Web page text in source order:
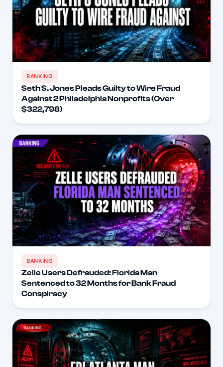
BANKING
Seth S. Jones Pleads Guilty to Wire Fraud
Against 2 Philadelphia Nonprofits (Over
$322,798)
BANKING
Zelle Users Defrauded: Florida Man
Sentenced to 32 Months for Bank Fraud
Conspiracy